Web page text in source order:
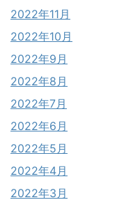
2022年11月
2022年10月
2022年9月
2022年8月
2022年7月
2022年6月
2022年5月
2022年4月
2022年3月